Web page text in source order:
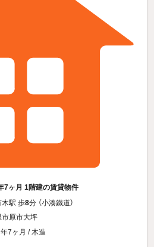
7ヶ月 1階建の賃貸物件
木駅 歩8分 （小湊鐵道）
市原市大坪
7ヶ月 / 木造